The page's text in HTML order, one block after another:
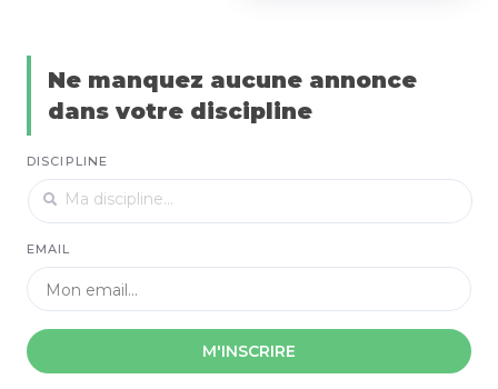
Ne manquez aucune annonce
dans votre discipline
DISCIPLINE
EMAIL
M'INSCRIRE